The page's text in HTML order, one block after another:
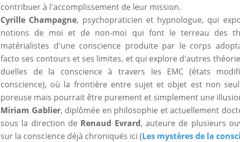
contribuer à l'accomplissement de leur mission.
Cyrille Champagne, psychopraticien et hypnologue, qui
notions de moi et de non-moi qui font le terreau des
matérialistes d'une conscience produite par le corps
facto ses contours et ses limites, et qui explore d'autres
duelles de la conscience à travers les EMC (états
conscience), où la frontière entre sujet et objet est non
poreuse mais pourrait être purement et simplement une
Miriam Gablier, diplômée en philosophie et actuellement
sous la direction de Renaud Evrard, auteure de plusieurs
sur la conscience déjà chroniqués ici (Les mystères de la